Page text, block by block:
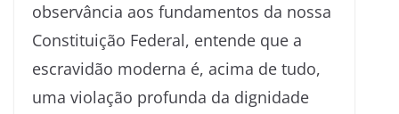
observância aos fundamentos da nossa
Constituição Federal, entende que a
escravidão moderna é, acima de tudo,
uma violação profunda da dignidade